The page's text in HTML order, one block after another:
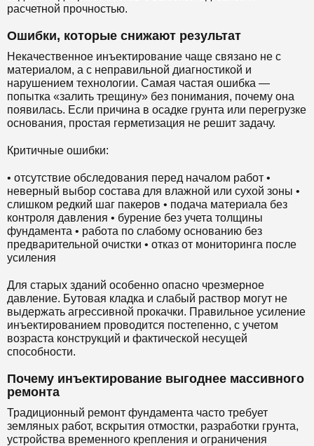
расчетной прочностью.
Ошибки, которые снижают результат
Некачественное инъектирование чаще связано не с
материалом, а с неправильной диагностикой и
нарушением технологии. Самая частая ошибка —
попытка «залить трещину» без понимания, почему она
появилась. Если причина в осадке грунта или перегрузке
основания, простая герметизация не решит задачу.
Критичные ошибки:
• отсутствие обследования перед началом работ •
неверный выбор состава для влажной или сухой зоны •
слишком редкий шаг пакеров • подача материала без
контроля давления • бурение без учета толщины
фундамента • работа по слабому основанию без
предварительной очистки • отказ от мониторинга после
усиления
Для старых зданий особенно опасно чрезмерное
давление. Бутовая кладка и слабый раствор могут не
выдержать агрессивной прокачки. Правильное усиление
инъектированием проводится постепенно, с учетом
возраста конструкций и фактической несущей
способности.
Почему инъектирование выгоднее массивного
ремонта
Традиционный ремонт фундамента часто требует
земляных работ, вскрытия отмостки, разработки грунта,
устройства временного крепления и ограничения